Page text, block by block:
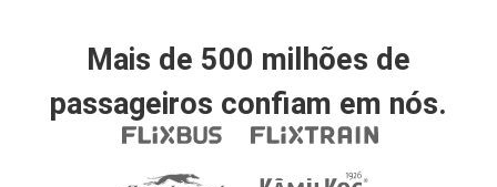
Mais de 500 milhões de
passageiros confiam em nós.